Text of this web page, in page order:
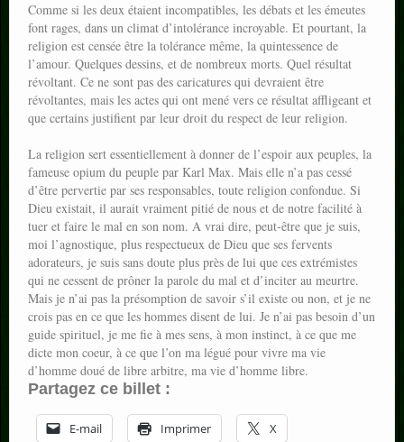
Comme si les deux étaient incompatibles, les débats et les émeutes
font rages, dans un climat d’intolérance incroyable. Et pourtant, la
religion est censée être la tolérance même, la quintessence de
l’amour. Quelques dessins, et de nombreux morts. Quel résultat
révoltant. Ce ne sont pas des caricatures qui devraient être
révoltantes, mais les actes qui ont mené vers ce résultat affligeant et
que certains justifient par leur droit du respect de leur religion.
La religion sert essentiellement à donner de l’espoir aux peuples, la
fameuse opium du peuple par Karl Max. Mais elle n’a pas cessé
d’être pervertie par ses responsables, toute religion confondue. Si
Dieu existait, il aurait vraiment pitié de nous et de notre facilité à
tuer et faire le mal en son nom. A vrai dire, peut-être que je suis,
moi l’agnostique, plus respectueux de Dieu que ses fervents
adorateurs, je suis sans doute plus près de lui que ces extrémistes
qui ne cessent de prôner la parole du mal et d’inciter au meurtre.
Mais je n’ai pas la présomption de savoir s’il existe ou non, et je ne
crois pas en ce que les hommes disent de lui. Je n’ai pas besoin d’un
guide spirituel, je me fie à mes sens, à mon instinct, à ce que me
dicte mon coeur, à ce que l’on ma légué pour vivre ma vie
d’homme doué de libre arbitre, ma vie d’homme libre.
Partagez ce billet :
E-mail Imprimer X